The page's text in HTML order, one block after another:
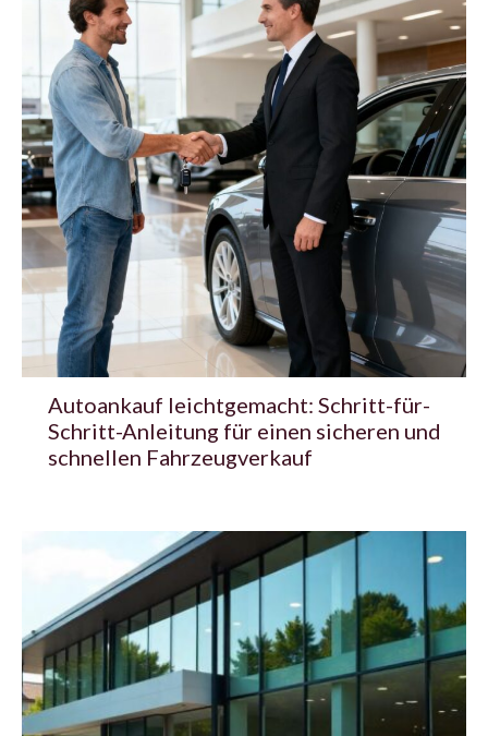
Autoankauf leichtgemacht: Schritt-für-
Schritt-Anleitung für einen sicheren und
schnellen Fahrzeugverkauf